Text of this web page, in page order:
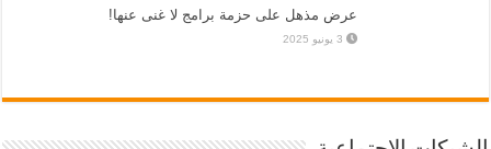
عرض مذهل على حزمة برامج لا غنى عنها!
3 يونيو 2025